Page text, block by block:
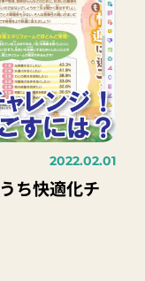
2022.02.01
ち快適化チ